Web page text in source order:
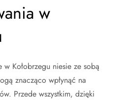
w
Kołobrzegu niesie ze sobą
znacząco wpłynąć na
Przede wszystkim, dzięki